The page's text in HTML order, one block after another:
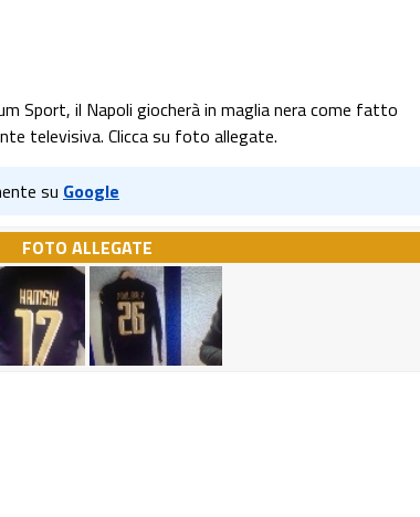
Sport, il Napoli giocherà in maglia nera come fatto
televisiva. Clicca su foto allegate.
su Google
FOTO ALLEGATE